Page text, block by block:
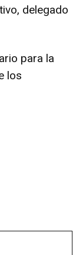
delegado
para la
los